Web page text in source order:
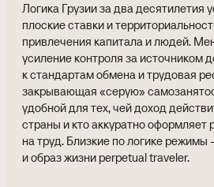
Логика Грузии за два десятилетия
плоские ставки и
привлечения капитала и людей.
усиление контроля за источником
к стандартам обмена и трудовая
закрывающая «серую»
удобной для тех, чей доход
страны и кто аккуратно оформляет
на труд. Близкие по логике
и образ жизни perpetual traveler.